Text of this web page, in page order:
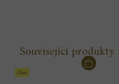
Související produkty
Ocel